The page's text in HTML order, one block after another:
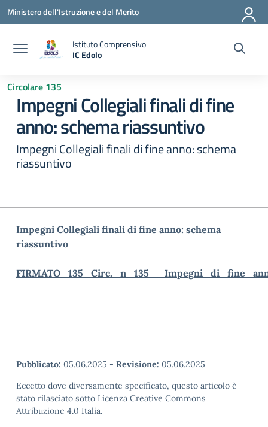
Vai ai contenuti
Vai al menu di navigazione
Vai al footer
Ministero dell'Istruzione e del Merito
Istituto Comprensivo
IC Edolo
Circolare 135
Impegni Collegiali finali di fine
anno: schema riassuntivo
Impegni Collegiali finali di fine anno: schema
riassuntivo
Impegni Collegiali finali di fine anno: schema
riassuntivo
Pubblicato: 05.06.2025 - Revisione: 05.06.2025
Eccetto dove diversamente specificato, questo articolo è
stato rilasciato sotto Licenza Creative Commons
Attribuzione 4.0 Italia.